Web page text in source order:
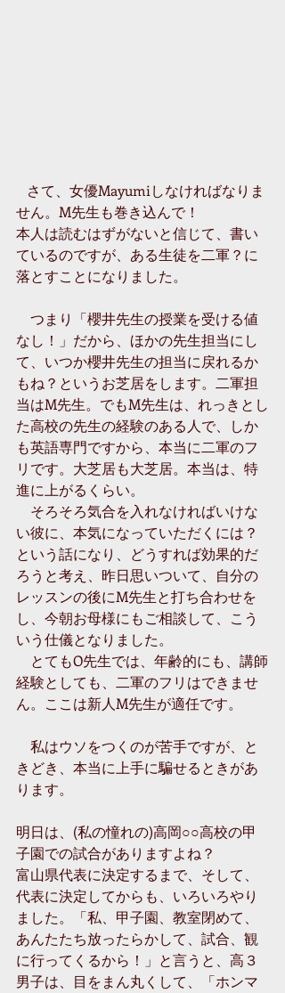
せん。M先生も巻き込んで！
本人は読むはずがないと信じて、書い
ているのですが、ある生徒を二軍？に
落とすことになりました。
つまり「櫻井先生の授業を受ける値
なし！」だから、ほかの先生担当にし
て、いつか櫻井先生の担当に戻れるか
もね？というお芝居をします。二軍担
当はM先生。でもM先生は、れっきとし
た高校の先生の経験のある人で、しか
も英語専門ですから、本当に二軍のフ
リです。大芝居も大芝居。本当は、特
進に上がるくらい。
そろそろ気合を入れなければいけな
い彼に、本気になっていただくには？
という話になり、どうすれば効果的だ
ろうと考え、昨日思いついて、自分の
レッスンの後にM先生と打ち合わせを
し、今朝お母様にもご相談して、こう
いう仕儀となりました。
とてもO先生では、年齢的にも、講師
経験としても、二軍のフリはできませ
ん。ここは新人M先生が適任です。
私はウソをつくのが苦手ですが、と
きどき、本当に上手に騙せるときがあ
ります。
明日は、(私の憧れの)高岡○○高校の甲
子園での試合がありますよね？
富山県代表に決定するまで、そして、
代表に決定してからも、いろいろやり
ました。「私、甲子園、教室閉めて、
あんたたち放ったらかして、試合、観
に行ってくるから！」と言うと、高３
男子は、目をまん丸くして、「ホンマ